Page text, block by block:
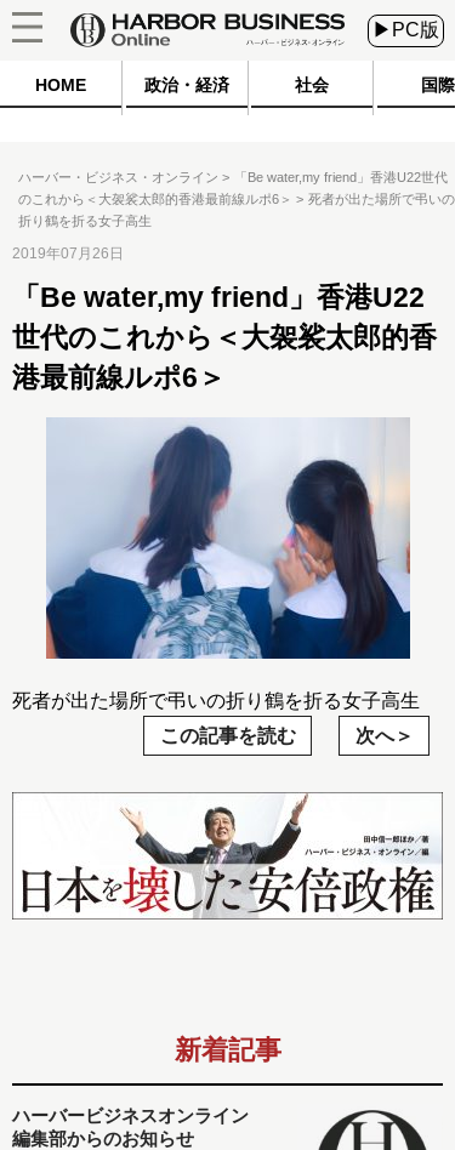
▶PC版
HOME 政治・経済 社会 国際
ハーバー・ビジネス・オンライン
「Be water,my friend」香港U22世代
のこれから＜大袈裟太郎的香港最前線ルポ6＞
死者が出た場所で弔いの
折り鶴を折る女子高生
2019年07月26日
「Be water,my friend」香港U22
世代のこれから＜大袈裟太郎的香
港最前線ルポ6＞
死者が出た場所で弔いの折り鶴を折る女子高生
この記事を読む
次へ
新着記事
ハーバービジネスオンライン
編集部からのお知らせ